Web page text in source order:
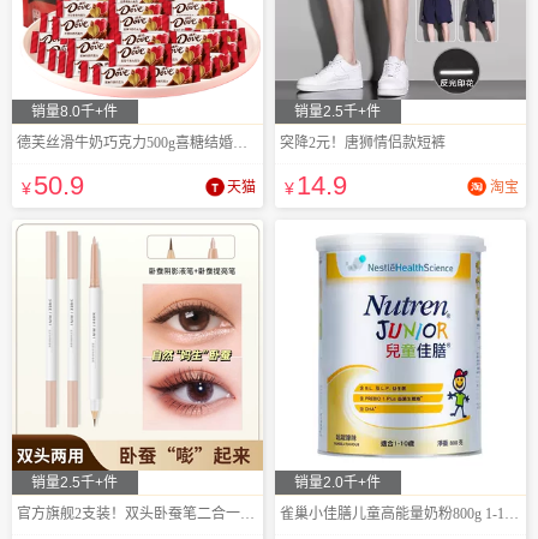
销量8.0千+件
德芙丝滑牛奶巧克力500g喜糖结婚礼散装零食
¥50.9 天猫
销量2.5千+件
突降2元！唐狮情侣款短裤
¥14.9 淘宝
销量2.5千+件
官方旗舰2支装！双头卧蚕笔二合一防水高光
销量2.0千+件
雀巢小佳膳儿童高能量奶粉800g 1-10岁专用